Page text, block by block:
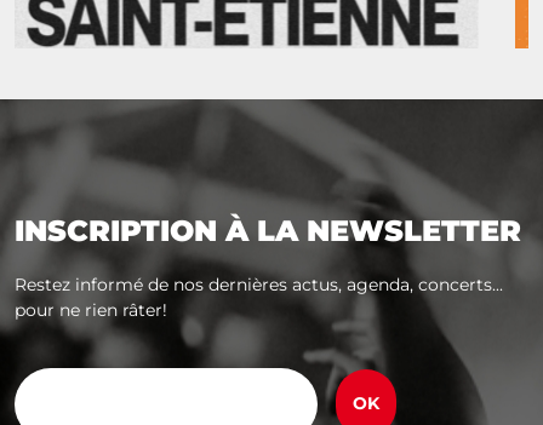
INSCRIPTION À LA NEWSLETTER
Restez informé de nos dernières actus, agenda, concerts...
pour ne rien râter!
E-
mail